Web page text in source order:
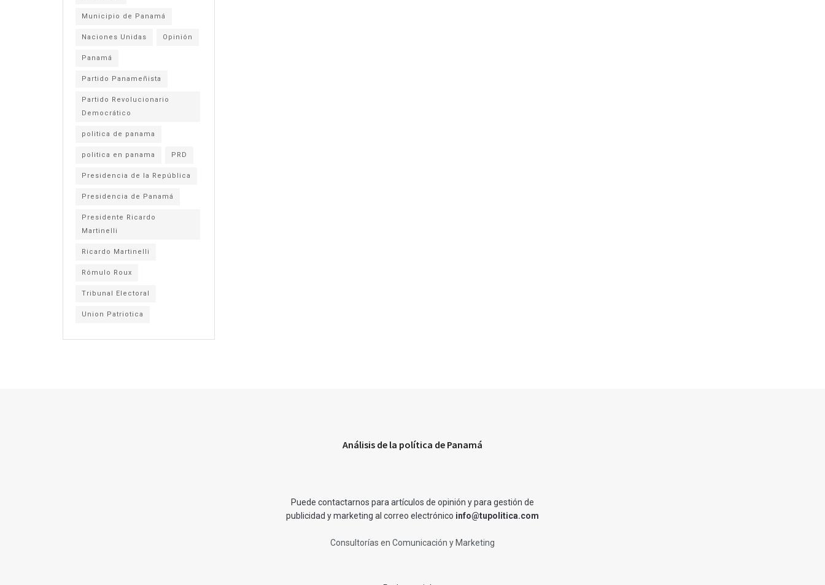
Municipio de Panamá
Naciones Unidas Opinión
Panamá
Partido Panameñista
Partido Revolucionario
Democrático
politica de panama
politica en panama PRD
Presidencia de la República
Presidencia de Panamá
Presidente Ricardo
Martinelli
Ricardo Martinelli
Rómulo Roux
Tribunal Electoral
Union Patriotica
Análisis de la política de Panamá
Puede contactarnos para artículos de opinión y para gestión de
publicidad y marketing al correo electrónico info@tupolitica.com
Consultorías en Comunicación y Marketing